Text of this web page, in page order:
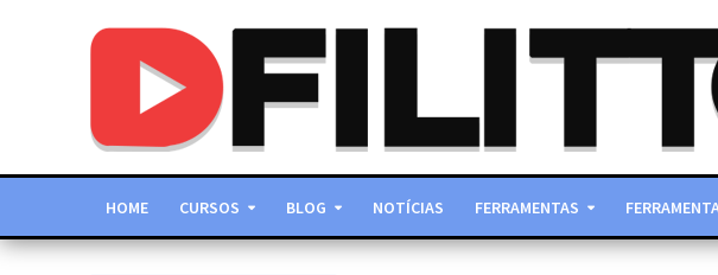
HOME CURSOS BLOG NOTÍCIAS FERRAMENTAS